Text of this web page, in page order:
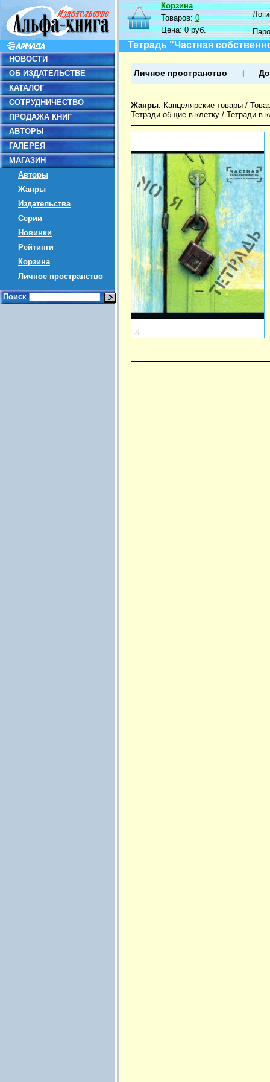
НОВОСТИ
ОБ ИЗДАТЕЛЬСТВЕ
КАТАЛОГ
СОТРУДНИЧЕСТВО
ПРОДАЖА КНИГ
АВТОРЫ
ГАЛЕРЕЯ
МАГАЗИН
Авторы
Жанры
Издательства
Серии
Новинки
Рейтинги
Корзина
Личное пространство
Поиск
Корзина
Товаров:0
Цена:0 руб.
Тетрадь "Частная
Личное пространство
Жанры: Канцелярские товары /
Тетради общие в клетку / Тетради в